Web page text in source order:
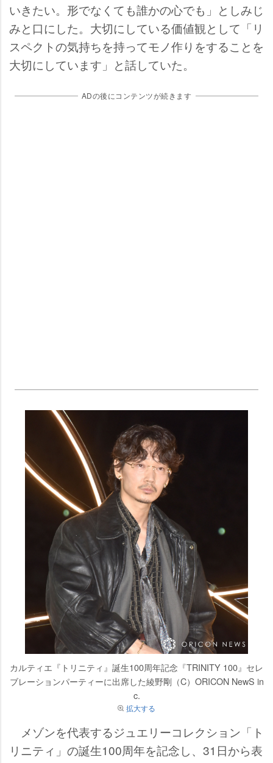
いきたい。形でなくても誰かの心でも」としみじ
みと口にした。大切にしている価値観として「リ
スペクトの気持ちを持ってモノ作りをすることを
大切にしています」と話していた。
ADの後にコンテンツが続きます
カルティエ『トリニティ』誕生100周年記念『TRINITY 100』セレ
ブレーションパーティーに出席した綾野剛（C）ORICON NewS in
c.
拡大する
メゾンを代表するジュエリーコレクション「ト
リニティ」の誕生100周年を記念し、31日から表